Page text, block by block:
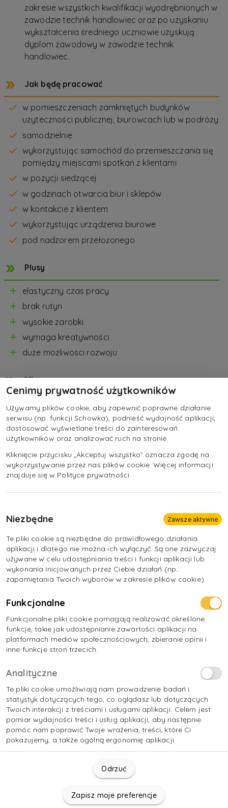
zakresie wszystkich kwalifikacji wyodrębnionych w
zawodzie technik handlowiec oraz po uzyskaniu
wykształcenia średniego uczniowie uzyskują
dyplom zawodowy w zawodzie technik
handlowiec.
Jak będę pracować
w pomieszczeniach zamkniętych budynków
użyteczności publicznej, biurowcach lub w podróży
samodzielnie
wykorzystując samochód do przemieszczania się
pomiędzy miejscami spotkań z klientami
w pozycji siedzącej
w godzinach otwarcia biur i sklepów
w kontakcie z klientem
wykorzystując urządzenia biurowe
pod nadzorem przełożonego
Plusy
elastyczny czas pracy
brak rutyn
wysokie zarobki
wymaga kreatywności
duże możliwości rozwoju
Minusy
działanie pod presją czasu
niestabilność zarobków
ciągła dostępność pod telefonem
negatywne nastawienie klienta do sprzedawcy
stres związany z koniecznością osiągania wynikó
Cenimy prywatność użytkowników
Używamy plików cookie, aby zapewnić poprawne działanie
serwisu (np. funkcji Schowka), podnieść wydajność aplikacji,
dostosować wyświetlane treści do zainteresowań
użytkowników oraz analizować ruch na stronie.
Kliknięcie przycisku „Akceptuj wszystko” oznacza zgodę na
wykorzystywanie przez nas plików cookie. Więcej informacji
znajduje się w Polityce prywatności
Niezbędne Zawsze aktywne
Te pliki cookie są niezbędne do prawidłowego działania
aplikacji i dlatego nie można ich wyłączyć. Są one zazwyczaj
używane w celu udostępniania treści i funkcji aplikacji lub
wykonania inicjowanych przez Ciebie działań (np.:
zapamiętania Twoich wyborów w zakresie plików cookie).
Funkcjonalne
Funkcjonalne pliki cookie pomagają realizować określone
funkcje, takie jak udostępnianie zawartości aplikacji na
platformach mediów społecznościowych, zbieranie opinii i
inne funkcje stron trzecich.
Analityczne
Te pliki cookie umożliwiają nam prowadzenie badań i
statystyk dotyczących tego, co oglądasz lub dotyczących
Twoich interakcji z treściami i usługami aplikacji. Celem jest
pomiar wydajności treści i usług aplikacji, aby następnie
pomóc nam poprawić Twoje wrażenia, treści, które Ci
pokazujemy, a także ogólną ergonomię aplikacji.
Odrzuć
Zapisz moje preferencje